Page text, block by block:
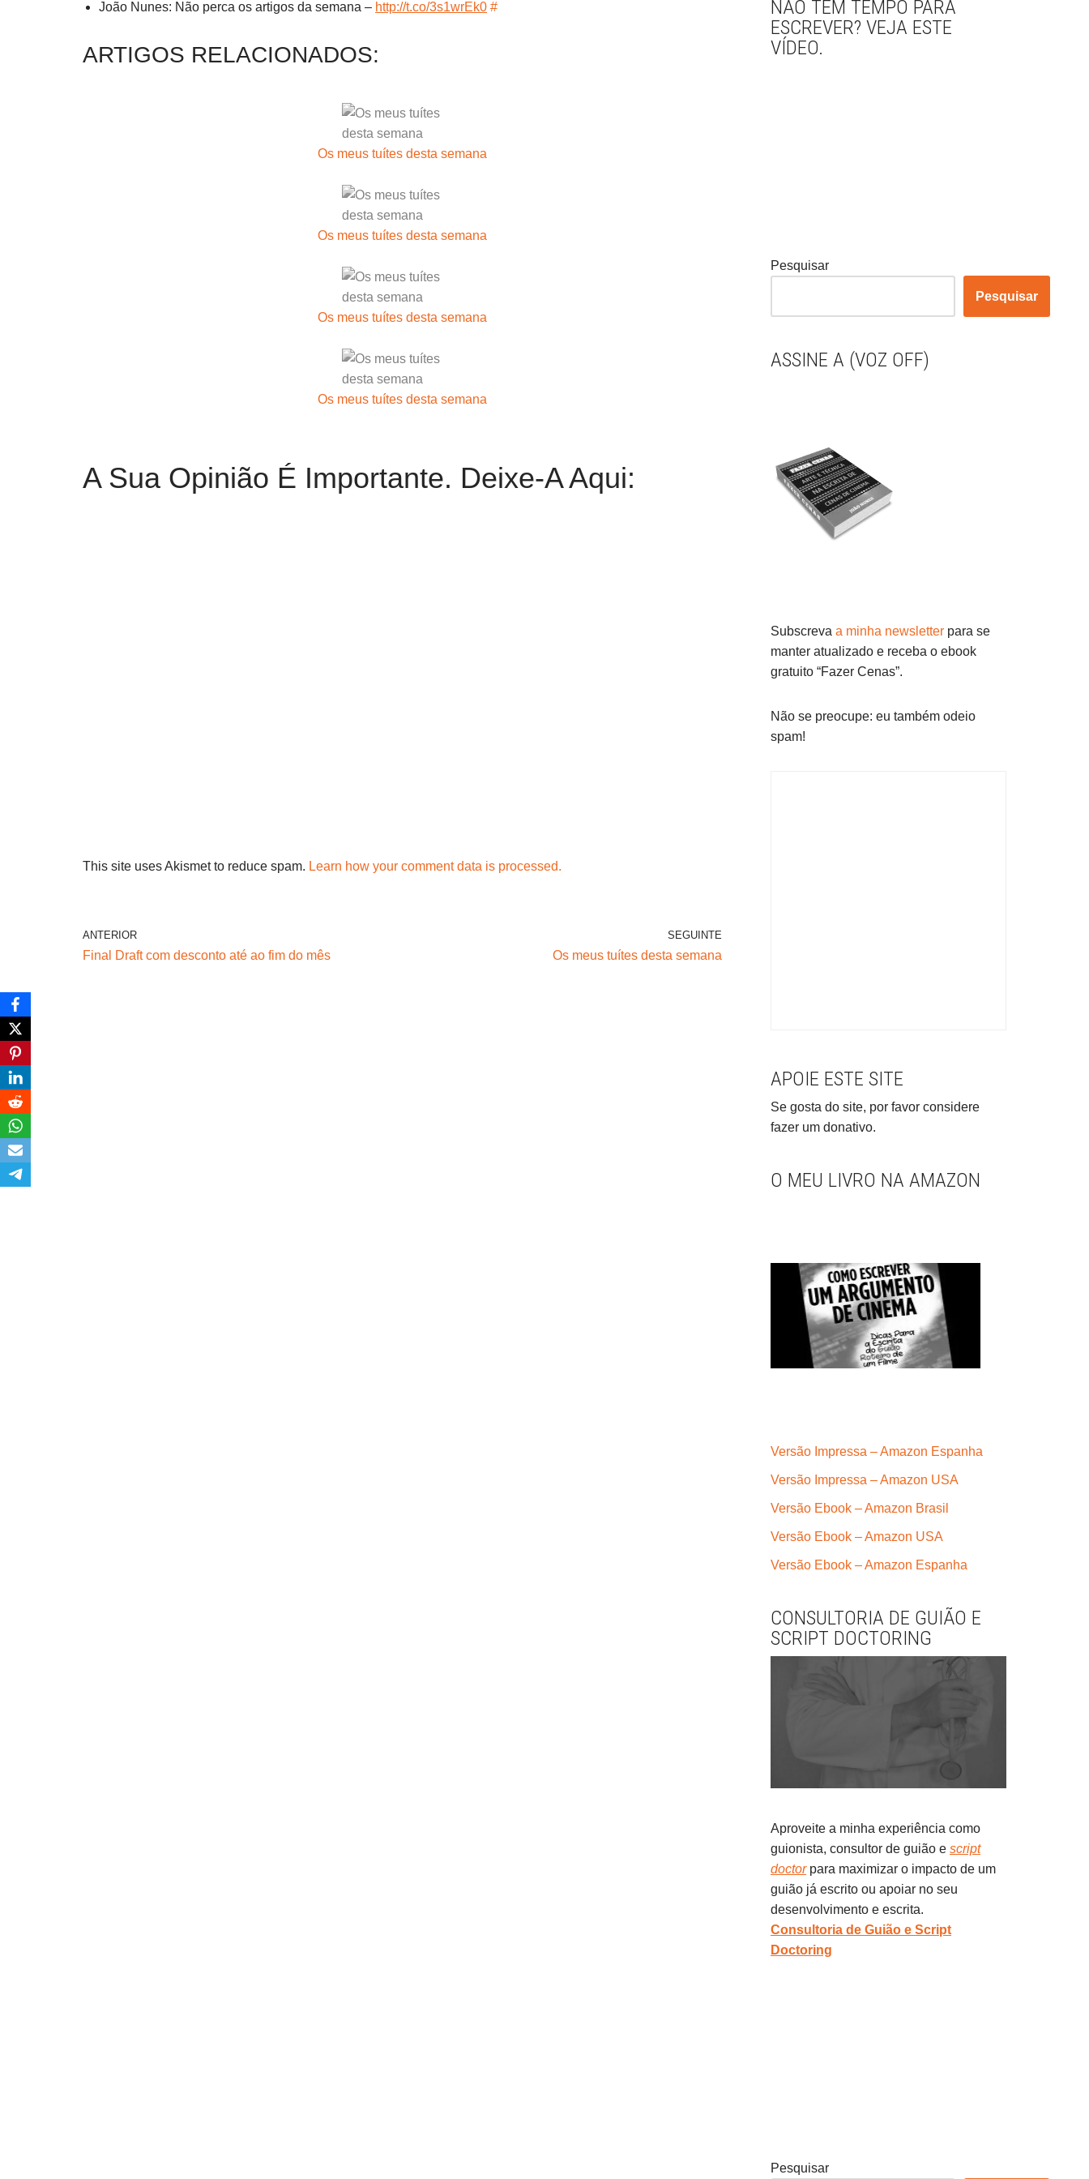
João Nunes: Não perca os artigos da semana – http://t.co/3s1wrEk0 #
ARTIGOS RELACIONADOS:
Os meus tuítes desta semana
Os meus tuítes desta semana
Os meus tuítes desta semana
Os meus tuítes desta semana
A Sua Opinião É Importante. Deixe-A Aqui:
This site uses Akismet to reduce spam. Learn how your comment data is processed.
ANTERIOR
Final Draft com desconto até ao fim do mês
SEGUINTE
Os meus tuítes desta semana
NÃO TEM TEMPO PARA
ESCREVER? VEJA ESTE
VÍDEO.
Pesquisar
Pesquisar
ASSINE A (VOZ OFF)
Subscreva a minha newsletter para se
manter atualizado e receba o ebook
gratuito “Fazer Cenas”.
Não se preocupe: eu também odeio
spam!
APOIE ESTE SITE
Se gosta do site, por favor considere
fazer um donativo.
O MEU LIVRO NA AMAZON
Versão Impressa – Amazon Espanha
Versão Impressa – Amazon USA
Versão Ebook – Amazon Brasil
Versão Ebook – Amazon USA
Versão Ebook – Amazon Espanha
CONSULTORIA DE GUIÃO E
SCRIPT DOCTORING
Aproveite a minha experiência como
guionista, consultor de guião e script
doctorpara maximizar o impacto de um
guião já escrito ou apoiar no seu
desenvolvimento e escrita.
Consultoria de Guião e Script
Doctoring
Pesquisar